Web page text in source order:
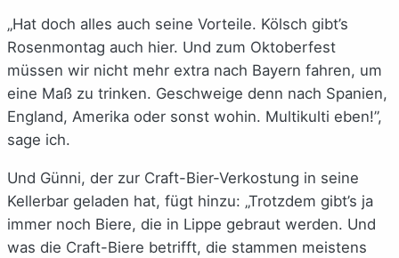
„Hat doch alles auch seine Vorteile. Kölsch gibt’s
Rosenmontag auch hier. Und zum Oktoberfest
müssen wir nicht mehr extra nach Bayern fahren, um
eine Maß zu trinken. Geschweige denn nach Spanien,
England, Amerika oder sonst wohin. Multikulti eben!”,
sage ich.
Und Günni, der zur Craft-Bier-Verkostung in seine
Kellerbar geladen hat, fügt hinzu: „Trotzdem gibt’s ja
immer noch Biere, die in Lippe gebraut werden. Und
was die Craft-Biere betrifft, die stammen meistens